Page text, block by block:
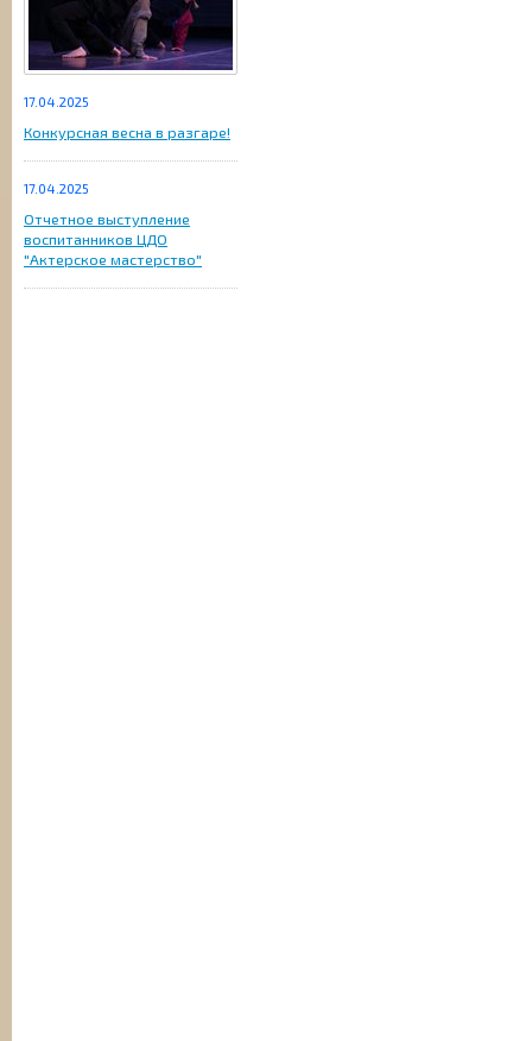
17.04.2025
Конкурсная весна в разгаре!
17.04.2025
Отчетное выступление
воспитанников ЦДО
"Актерское мастерство"